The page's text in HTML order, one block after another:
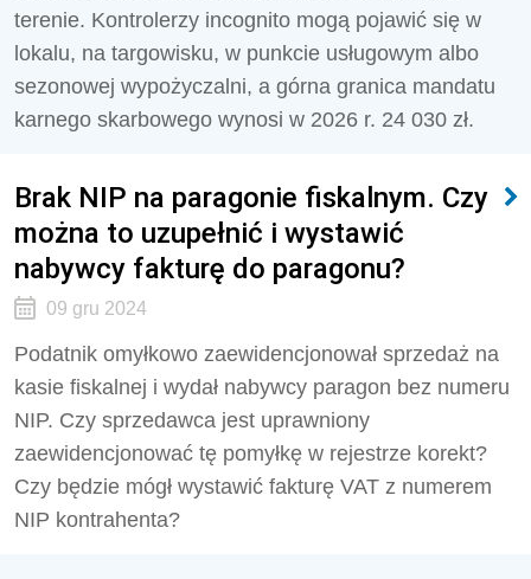
terenie. Kontrolerzy incognito mogą pojawić się w
lokalu, na targowisku, w punkcie usługowym albo
sezonowej wypożyczalni, a górna granica mandatu
karnego skarbowego wynosi w 2026 r. 24 030 zł.
Brak NIP na paragonie fiskalnym. Czy
można to uzupełnić i wystawić
nabywcy fakturę do paragonu?
09 gru 2024
Podatnik omyłkowo zaewidencjonował sprzedaż na
kasie fiskalnej i wydał nabywcy paragon bez numeru
NIP. Czy sprzedawca jest uprawniony
zaewidencjonować tę pomyłkę w rejestrze korekt?
Czy będzie mógł wystawić fakturę VAT z numerem
NIP kontrahenta?